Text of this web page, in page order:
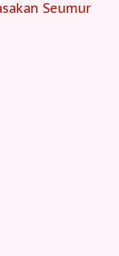
Seumur